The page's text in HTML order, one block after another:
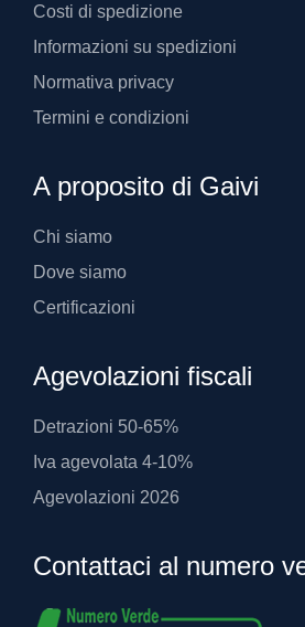
Costi di spedizione
Informazioni su spedizioni
Normativa privacy
Termini e condizioni
A proposito di Gaivi
Chi siamo
Dove siamo
Certificazioni
Agevolazioni fiscali
Detrazioni 50-65%
Iva agevolata 4-10%
Agevolazioni 2026
Contattaci al numero